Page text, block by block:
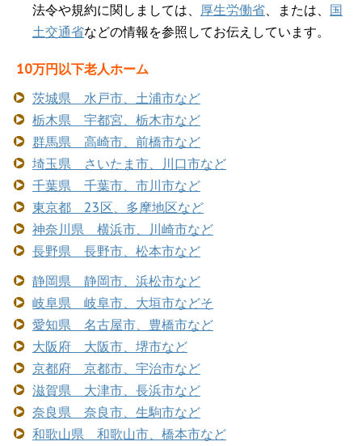
法令や規約に関しましては、 厚生労働省 、または、 国
土交通省などの情報を参照してお伝えしています。
10万円以下老人ホーム
茨城県 水戸市、土浦市など
栃木県 宇都宮、栃木市など
群馬県 高崎市、前橋市など
埼玉県 さいたま市、川口市など
千葉県 千葉市、市川市など
東京都 23区、多摩地区など
神奈川県 横浜市、川崎市など
長野県 長野市、松本市など
静岡県 静岡市、浜松市など
岐阜県 岐阜市、大垣市などそ
愛知県 名古屋市、豊橋市など
大阪府 大阪市、堺市など
京都府 京都市、宇治市など
滋賀県 大津市、長浜市など
奈良県 奈良市、生駒市など
和歌山県 和歌山市、橋本市など